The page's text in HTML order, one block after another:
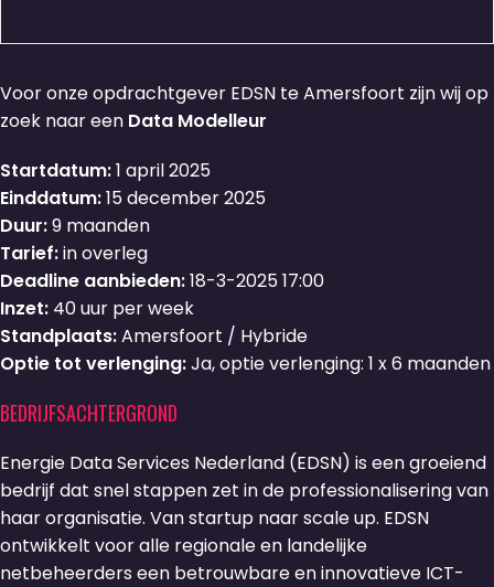
Voor onze opdrachtgever EDSN te Amersfoort zijn wij op
zoek naar een Data Modelleur
Startdatum:1 april 2025
Einddatum:15 december 2025
Duur:9 maanden
Tarief:in overleg
Deadline aanbieden:18-3-2025 17:00
Inzet: 40 uur per week
Standplaats:Amersfoort / Hybride
Optie tot verlenging:Ja, optie verlenging: 1 x 6 maanden
BEDRIJFSACHTERGROND
Energie Data Services Nederland (EDSN) is een groeiend
bedrijf dat snel stappen zet in de professionalisering van
haar organisatie. Van startup naar scale up. EDSN
ontwikkelt voor alle regionale en landelijke
netbeheerders een betrouwbare en innovatieve ICT-